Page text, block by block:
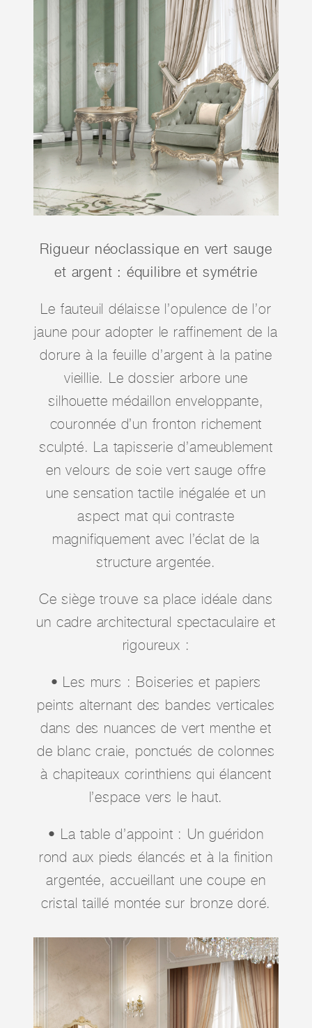
Rigueur néoclassique en vert sauge
et argent : équilibre et symétrie
Le fauteuil délaisse l’opulence de l’or
jaune pour adopter le raffinement de la
dorure à la feuille d’argent à la patine
vieillie. Le dossier arbore une
silhouette médaillon enveloppante,
couronnée d’un fronton richement
sculpté. La tapisserie d’ameublement
en velours de soie vert sauge offre
une sensation tactile inégalée et un
aspect mat qui contraste
magnifiquement avec l’éclat de la
structure argentée.
Ce siège trouve sa place idéale dans
un cadre architectural spectaculaire et
rigoureux :
• Les murs : Boiseries et papiers
peints alternant des bandes verticales
dans des nuances de vert menthe et
de blanc craie, ponctués de colonnes
à chapiteaux corinthiens qui élancent
l’espace vers le haut.
• La table d’appoint : Un guéridon
rond aux pieds élancés et à la finition
argentée, accueillant une coupe en
cristal taillé montée sur bronze doré.